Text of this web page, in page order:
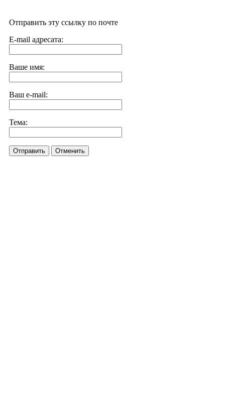
Отправить эту ссылку по почте
E-mail адресата:
Ваше имя:
Ваш e-mail:
Тема:
Отправить Отменить